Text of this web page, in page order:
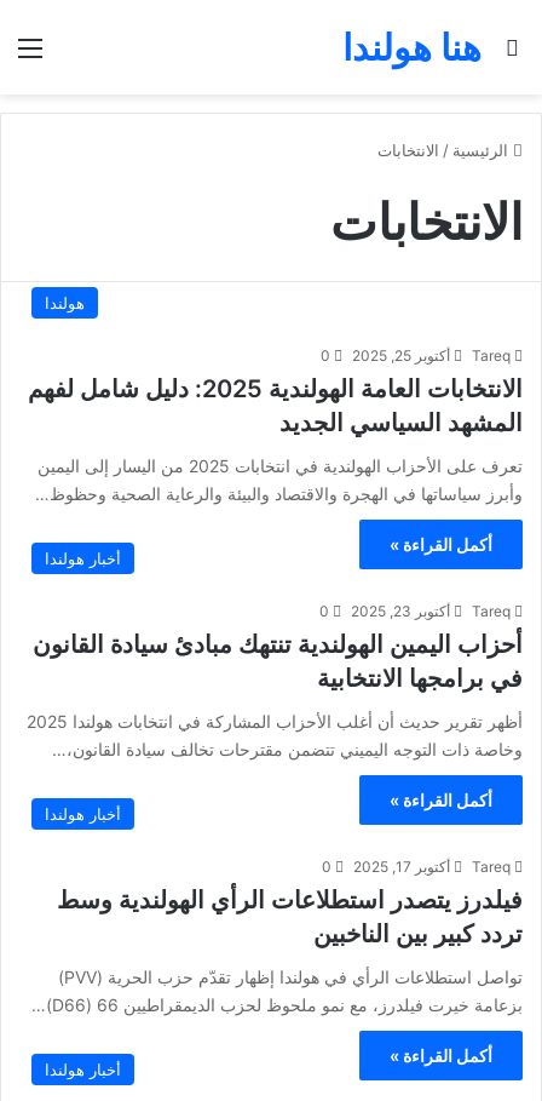
هنا هولندا
بحث عن
الرئيسية / الانتخابات
الانتخابات
هولندا
Tareq أكتوبر 25, 2025 0
الانتخابات العامة الهولندية 2025: دليل شامل لفهم
المشهد السياسي الجديد
تعرف على الأحزاب الهولندية في انتخابات 2025 من اليسار إلى اليمين
وأبرز سياساتها في الهجرة والاقتصاد والبيئة والرعاية الصحية وحظوظ…
أكمل القراءة »
أخبار هولندا
Tareq أكتوبر 23, 2025 0
أحزاب اليمين الهولندية تنتهك مبادئ سيادة القانون
في برامجها الانتخابية
أظهر تقرير حديث أن أغلب الأحزاب المشاركة في انتخابات هولندا 2025
وخاصة ذات التوجه اليميني تتضمن مقترحات تخالف سيادة القانون،…
أكمل القراءة »
أخبار هولندا
Tareq أكتوبر 17, 2025 0
فيلدرز يتصدر استطلاعات الرأي الهولندية وسط
تردد كبير بين الناخبين
تواصل استطلاعات الرأي في هولندا إظهار تقدّم حزب الحرية (PVV)
بزعامة خيرت فيلدرز، مع نمو ملحوظ لحزب الديمقراطيين 66 (D66)…
أكمل القراءة »
أخبار هولندا